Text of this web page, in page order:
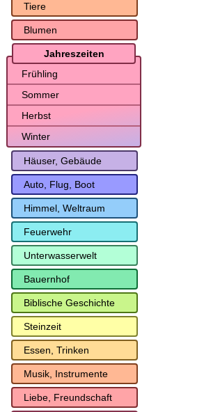
Tiere
Blumen
Jahreszeiten
Frühling
Sommer
Herbst
Winter
Häuser, Gebäude
Auto, Flug, Boot
Himmel, Weltraum
Feuerwehr
Unterwasserwelt
Bauernhof
Biblische Geschichte
Steinzeit
Essen, Trinken
Musik, Instrumente
Liebe, Freundschaft